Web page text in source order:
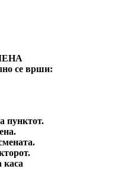
се врши:
пунктот.
каса